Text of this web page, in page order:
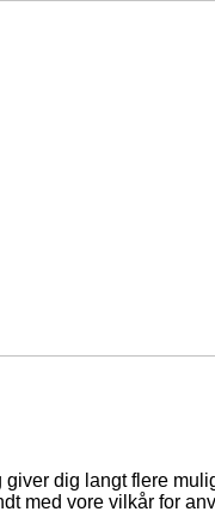
dig langt flere
med vore vilkår for